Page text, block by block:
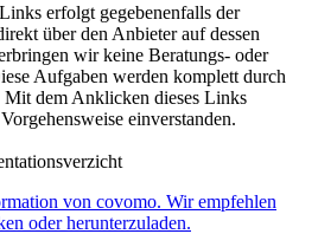
erfolgt gegebenenfalls der
über den Anbieter auf dessen
wir keine Beratungs- oder
Aufgaben werden komplett durch
Mit dem Anklicken dieses Links
einverstanden.
von covomo. Wir empfehlen
oder herunterzuladen.